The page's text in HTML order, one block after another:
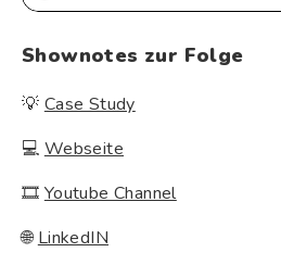
Shownotes zur Folge
💡Case Study
💻Webseite
🎞Youtube Channel
🌐LinkedIN